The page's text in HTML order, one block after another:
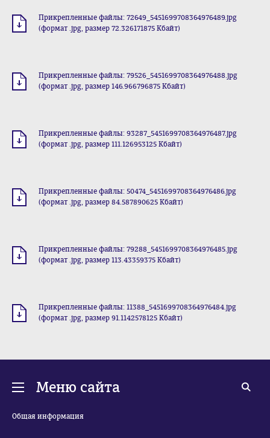
Прикрепленные файлы: 72649_5451699708364976489.jpg
(формат .jpg, размер 72.326171875 Кбайт)
Прикрепленные файлы: 79526_5451699708364976488.jpg
(формат .jpg, размер 146.966796875 Кбайт)
Прикрепленные файлы: 93287_5451699708364976487.jpg
(формат .jpg, размер 111.126953125 Кбайт)
Прикрепленные файлы: 50474_5451699708364976486.jpg
(формат .jpg, размер 84.587890625 Кбайт)
Прикрепленные файлы: 79288_5451699708364976485.jpg
(формат .jpg, размер 113.43359375 Кбайт)
Прикрепленные файлы: 11388_5451699708364976484.jpg
(формат .jpg, размер 91.1142578125 Кбайт)
Меню сайта
Общая информация